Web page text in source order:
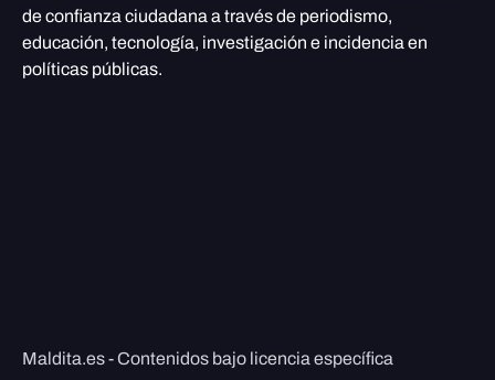
de confianza ciudadana a través de periodismo,
educación, tecnología, investigación e incidencia en
políticas públicas.
Maldita.es - Contenidos bajo licencia específica